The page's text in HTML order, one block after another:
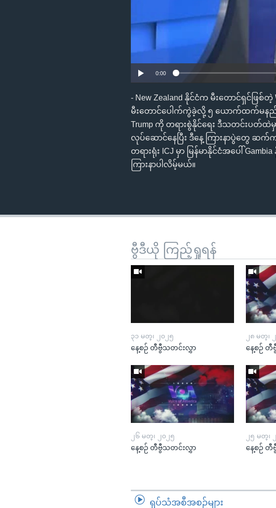
0:00
- New Zealand နိုင်ငံက မီးတောင်ရှင်ဖြ
မီးတောင်ပေါက်ကွဲခဲ့လို့ ၅ ယောက်ထက်မနည်
Trump ကို တရားစွဲနိုင်ရေး ဒီသတင်းပ
လုပ်ဆောင်နေပြီး ဒီနေ့ ကြားနာပွဲတွေ ဆက်က
တရားရုံး ICJ မှာ မြန်မာနိုင်ငံအပေါ်
ကြားနာပါလိမ့်မယ်။
ဗွီဒီယို ကြည့်ရှုရန်
၃၁ မတ္၊ ၂၀၂၅
နေ့စဉ် တီဗွီသတင်းလွှာ
၂၈ မတ္၊
နေ့စဉ်
၂၆ မတ္၊ ၂၀၂၅
နေ့စဉ် တီဗွီသတင်းလွှာ
၂၅ မတ္၊
နေ့စဉ်
ရုပ်သံအစီအစဉ်များ